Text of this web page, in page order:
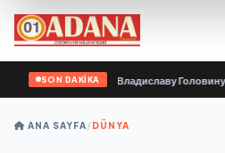
SON DAKİKA
передали Владиславу Головину
ANA SAYFA/DÜNYA